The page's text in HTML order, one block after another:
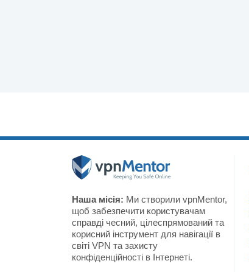
Наша місія: Ми створили vpnMentor,
щоб забезпечити користувачам
справді чесний, цілеспрямований та
корисний інструмент для навігації в
світі VPN та захисту
конфіденційності в Інтернеті.